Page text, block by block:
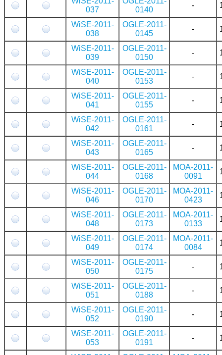
037
0140
-
WiSE-2011-
038
OGLE-2011-
0145
-
WiSE-2011-
039
OGLE-2011-
0150
-
WiSE-2011-
040
OGLE-2011-
0153
-
WiSE-2011-
041
OGLE-2011-
0155
-
WiSE-2011-
042
OGLE-2011-
0161
-
WiSE-2011-
043
OGLE-2011-
0165
-
WiSE-2011-
044
OGLE-2011-
0168
MOA-2011-
0091
WiSE-2011-
046
OGLE-2011-
0170
MOA-2011-
0423
WiSE-2011-
048
OGLE-2011-
0173
MOA-2011-
0133
WiSE-2011-
049
OGLE-2011-
0174
MOA-2011-
0084
WiSE-2011-
050
OGLE-2011-
0175
-
WiSE-2011-
051
OGLE-2011-
0188
-
WiSE-2011-
052
OGLE-2011-
0190
-
WiSE-2011-
053
OGLE-2011-
0191
-